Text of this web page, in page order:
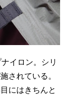
イロン。シリ
されている。
にはきちんと